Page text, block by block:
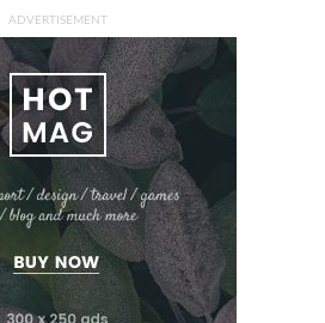
ADVERTISEMENT